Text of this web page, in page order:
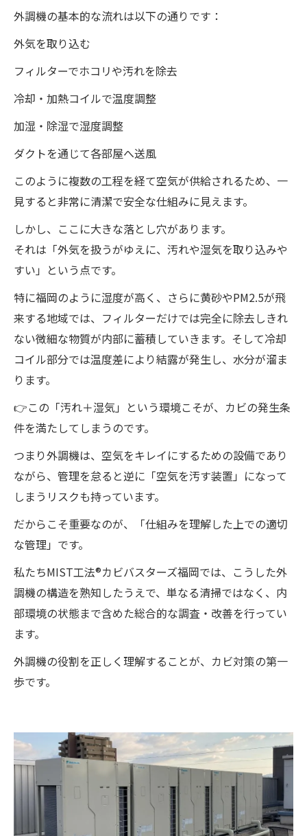
外調機の基本的な流れは以下の通りです：
外気を取り込む
フィルターでホコリや汚れを除去
冷却・加熱コイルで温度調整
加湿・除湿で湿度調整
ダクトを通じて各部屋へ送風
このように複数の工程を経て空気が供給されるため、一
見すると非常に清潔で安全な仕組みに見えます。
しかし、ここに大きな落とし穴があります。
それは「外気を扱うがゆえに、汚れや湿気を取り込みや
すい」という点です。
特に福岡のように湿度が高く、さらに黄砂やPM2.5が飛
来する地域では、フィルターだけでは完全に除去しきれ
ない微細な物質が内部に蓄積していきます。そして冷却
コイル部分では温度差により結露が発生し、水分が溜ま
ります。
👉この「汚れ＋湿気」という環境こそが、カビの発生条
件を満たしてしまうのです。
つまり外調機は、空気をキレイにするための設備であり
ながら、管理を怠ると逆に「空気を汚す装置」になって
しまうリスクも持っています。
だからこそ重要なのが、「仕組みを理解した上での適切
な管理」です。
私たちMIST工法®カビバスターズ福岡では、こうした外
調機の構造を熟知したうえで、単なる清掃ではなく、内
部環境の状態まで含めた総合的な調査・改善を行ってい
ます。
外調機の役割を正しく理解することが、カビ対策の第一
歩です。